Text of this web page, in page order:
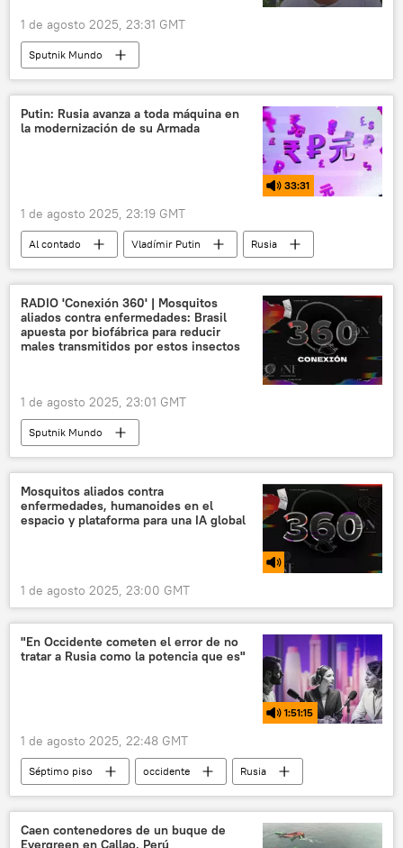
1 de agosto 2025, 23:31 GMT
Sputnik Mundo
Putin: Rusia avanza a toda máquina en
la modernización de su Armada
33:31
1 de agosto 2025, 23:19 GMT
Al contado Vladímir Putin Rusia
RADIO 'Conexión 360' | Mosquitos
aliados contra enfermedades: Brasil
apuesta por biofábrica para reducir
males transmitidos por estos insectos
1 de agosto 2025, 23:01 GMT
Sputnik Mundo
Mosquitos aliados contra
enfermedades, humanoides en el
espacio y plataforma para una IA global
1 de agosto 2025, 23:00 GMT
"En Occidente cometen el error de no
tratar a Rusia como la potencia que es"
1:51:15
1 de agosto 2025, 22:48 GMT
Séptimo piso occidente
Rusia
EEUU
Vladímir Putin
Volodímir Zelenski
Occidente
Caen contenedores de un buque de
Evergreen en Callao, Perú